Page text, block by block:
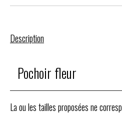
Description
Pochoir fleur
La ou les tailles proposées ne